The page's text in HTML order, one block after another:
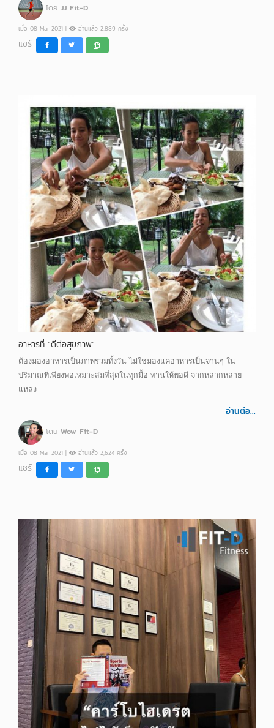
โดย JJ Fit-D
เมื่อ 08 Mar 2021 | อ่านแล้ว 2,889 ครั้ง
แชร์
อาหารที่ "ดีต่อสุขภาพ"
ต้องมองอาหารเป็นภาพรวมทั้งวัน ไม่ใช่มองแค่อาหารเป็นจานๆ ใน
ปริมาณที่เพียงพอเหมาะสมที่สุดในทุกมื้อ ทานให้พอดี จากหลากหลาย
แหล่ง
อ่านต่อ...
โดย Wow Fit-D
เมื่อ 08 Mar 2021 | อ่านแล้ว 2,624 ครั้ง
แชร์